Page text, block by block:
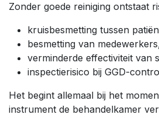
Zonder goede reiniging ontstaat
kruisbesmetting tussen
besmetting van
verminderde effectiviteit van
inspectierisico bij GGD-
Het begint allemaal bij het
instrument de behandelkamer